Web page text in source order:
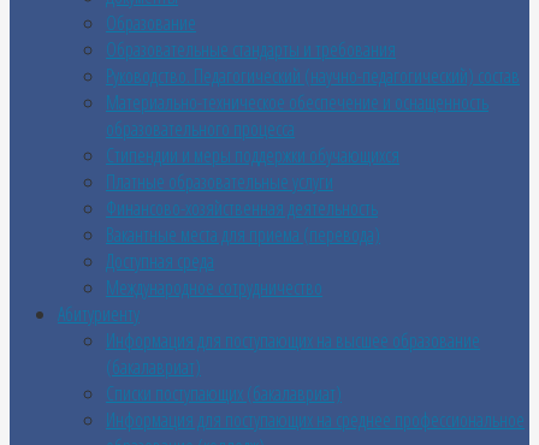
Образование
Образовательные стандарты и требования
Руководство. Педагогический (научно-педагогический) состав
Материально-техническое обеспечение и оснащенность
образовательного процесса
Стипендии и меры поддержки обучающихся
Платные образовательные услуги
Финансово-хозяйственная деятельность
Вакантные места для приема (перевода)
Доступная среда
Международное сотрудничество
Абитуриенту
Информация для поступающих на высшее образование
(бакалавриат)
Списки поступающих (бакалавриат)
Информация для поступающих на среднее профессиональное